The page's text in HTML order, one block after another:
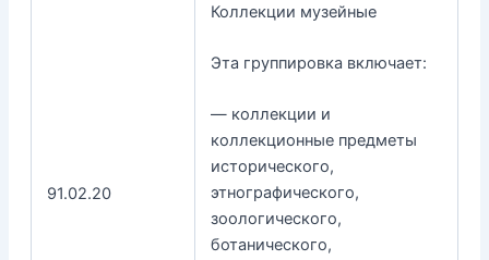
91.02.20
Коллекции музейные
Эта группировка включает:
— коллекции и
коллекционные предметы
исторического,
этнографического,
зоологического,
ботанического,